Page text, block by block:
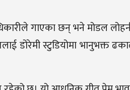
गाएका छन् भने मोडल
डोरेमी स्टुडियोमा भानुभक्त